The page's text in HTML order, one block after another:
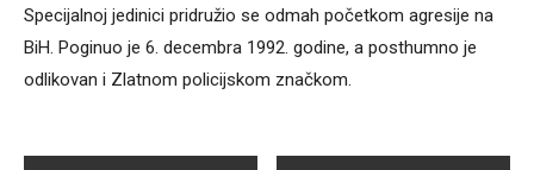
Specijalnoj jedinici pridružio se odmah početkom agresije na
BiH. Poginuo je 6. decembra 1992. godine, a posthumno je
odlikovan i Zlatnom policijskom značkom.